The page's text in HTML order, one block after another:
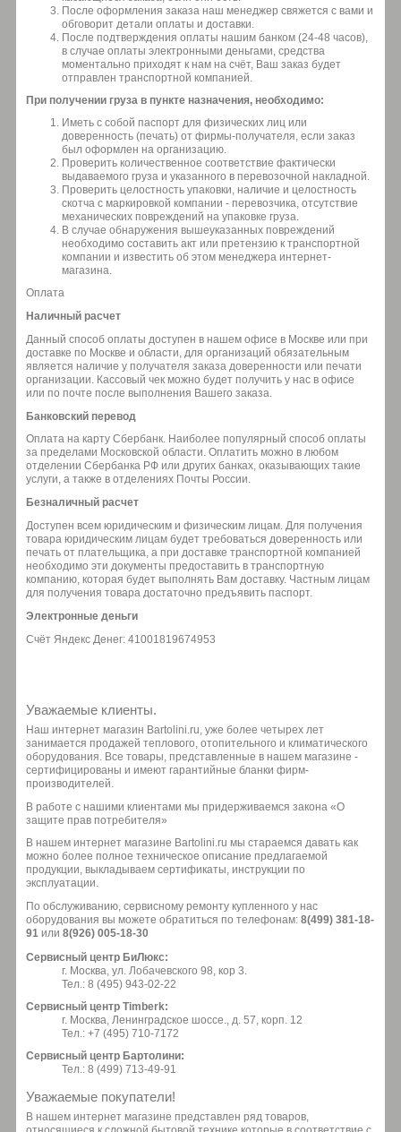
После оформления заказа наш менеджер свяжется с вами и
обговорит детали оплаты и доставки.
После подтверждения оплаты нашим банком (24-48 часов),
в случае оплаты электронными деньгами, средства
моментально приходят к нам на счёт, Ваш заказ будет
отправлен транспортной компанией.
При получении груза в пункте назначения, необходимо:
Иметь с собой паспорт для физических лиц или
доверенность (печать) от фирмы-получателя, если заказ
был оформлен на организацию.
Проверить количественное соответствие фактически
выдаваемого груза и указанного в перевозочной накладной.
Проверить целостность упаковки, наличие и целостность
скотча с маркировкой компании - перевозчика, отсутствие
механических повреждений на упаковке груза.
В случае обнаружения вышеуказанных повреждений
необходимо составить акт или претензию к транспортной
компании и известить об этом менеджера интернет-
магазина.
Оплата
Наличный расчет
Данный способ оплаты доступен в нашем офисе в Москве или при
доставке по Москве и области, для организаций обязательным
является наличие у получателя заказа доверенности или печати
организации. Кассовый чек можно будет получить у нас в офисе
или по почте после выполнения Вашего заказа.
Банковский перевод
Оплата на карту Сбербанк. Наиболее популярный способ оплаты
за пределами Московской области. Оплатить можно в любом
отделении Сбербанка РФ или других банках, оказывающих такие
услуги, а также в отделениях Почты России.
Безналичный расчет
Доступен всем юридическим и физическим лицам. Для получения
товара юридическим лицам будет требоваться доверенность или
печать от плательщика, а при доставке транспортной компанией
необходимо эти документы предоставить в транспортную
компанию, которая будет выполнять Вам доставку. Частным лицам
для получения товара достаточно предъявить паспорт.
Электронные деньги
Счёт Яндекс Денег: 41001819674953
Уважаемые клиенты.
Наш интернет магазин Bartolini.ru, уже более четырех лет
занимается продажей теплового, отопительного и климатического
оборудования. Все товары, представленные в нашем магазине -
сертифицированы и имеют гарантийные бланки фирм-
производителей.
В работе с нашими клиентами мы придерживаемся закона «О
защите прав потребителя»
В нашем интернет магазине Bartolini.ru мы стараемся давать как
можно более полное техническое описание предлагаемой
продукции, выкладываем сертификаты, инструкции по
эксплуатации.
По обслуживанию, сервисному ремонту купленного у нас
оборудования вы можете обратиться по телефонам: 8(499) 381-18-
91 или 8(926) 005-18-30
Сервисный центр БиЛюкс:
г. Москва, ул. Лобачевского 98, кор 3.
Тел.: 8 (495) 943-02-22
Сервисный центр Timberk:
г. Москва, Ленинградское шоссе., д. 57, корп. 12
Тел.: +7 (495) 710-7172
Сервисный центр Бартолини:
Тел.: 8 (499) 713-49-91
Уважаемые покупатели!
В нашем интернет магазине представлен ряд товаров,